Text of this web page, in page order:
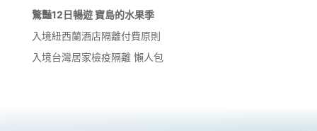
驚豔12日暢遊 寶島的水果季
入境紐西蘭酒店隔離付費原則
入境台灣居家檢疫隔離 懶人包